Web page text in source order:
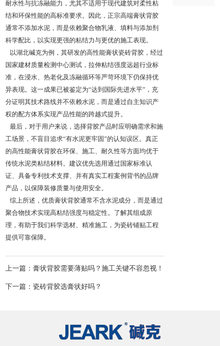
耐水性与抗冻融能力，尤其不适用于现代建筑对柔性粘
结和环保性能的高标准要求。因此，正宗高端膏状背胶
通常不添加水泥，而是依赖聚合物乳液、填料与添加剂
科学配比，以实现更强的粘结力与更优的施工表现。
以湖北碱克为例，其研发的高性能膏状瓷砖背胶，经过
国家建材质量检测中心测试，拉伸粘结强度远超行业标
准，在浸水、热老化及冻融循环等严苛环境下仍保持优
异表现。这一成果已被鉴定为“达到国际先进水平”，充
分证明其技术路线并不依赖水泥，而是通过自主知识产
权的配方体系实现产品性能的跨越式提升。
最后，对于用户来说，选择背胶产品时应明确需求和施
工场景，不盲目追求“有水泥更牢固”的认知误区。真正
的高性能膏状背胶在环保、施工、耐久性等方面均优于
传统水泥类粘结材料。建议优先选用通过国家标准认
证、具备专利技术支撑、并有真实工程案例背书的品牌
产品，以保障装修质量与使用安全。
综上所述，优质膏状背胶通常不含水泥成分，而是通过
聚合物技术实现高粘结强度与稳定性。了解其组成原
理，有助于我们科学选材、精准施工，为瓷砖铺贴工程
提供可靠保障。
上一篇：膏状背胶需要薄贴吗？施工关键不容忽视！
下一篇：瓷砖背胶选膏状好吗？